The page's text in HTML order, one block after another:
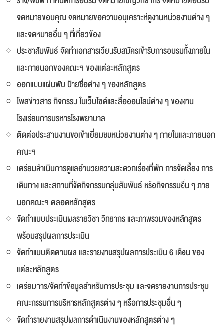
จดหมายขอบคุณ จดหมายขอความอนุเคราะห์ดูงานหน่วยงานต่าง ๆ
และจดหมายอื่น ๆ ที่เกี่ยวข้อง
ประชาสัมพันธ์ จัดทำเอกสารเวียนรับสมัครเข้ารับการอบรมทั้งภายใน
และภายนอกของคณะฯ ของแต่ละหลักสูตร
ออกแบบแผ่นพับ ป้ายชื่อต่าง ๆ ของหลักสูตร
โพสข่าวสาร กิจกรรม ในเว็บไซด์และสื่อออนไลน์ต่าง ๆ ของงาน
โรงเรียนการบริหารโรงพยาบาล
ติดต่อประสานงานขอเข้าเยี่ยมชมหน่วยงานต่าง ๆ ภายในและภายนอก
คณะฯ
เตรียมดำเนินการดูแลอำนวยความสะดวกเรื่องที่พัก การจัดเลี้ยง การ
เดินทาง และสถานที่จัดกิจกรรมกลุ่มสัมพันธ์ หรือกิจกรรมอื่น ๆ ภาย
นอกคณะฯ ตลอดหลักสูตร
จัดทำแบบประเมินผลรายวิชา วิทยากร และภาพรวมของหลักสูตร
พร้อมสรุปผลการประเมิน
จัดทำแบบติดตามผล และรายงานสรุปผลการประเมิน 6 เดือน ของ
แต่ละหลักสูตร
เตรียมการ/จัดทำข้อมูลสำหรับการประชุม และจดรายงานการประชุม
คณะกรรมการบริหารหลักสูตรต่าง ๆ หรือการประชุมอื่น ๆ
จัดทำรายงานสรุปผลการดำเนินงานของหลักสูตรต่าง ๆ